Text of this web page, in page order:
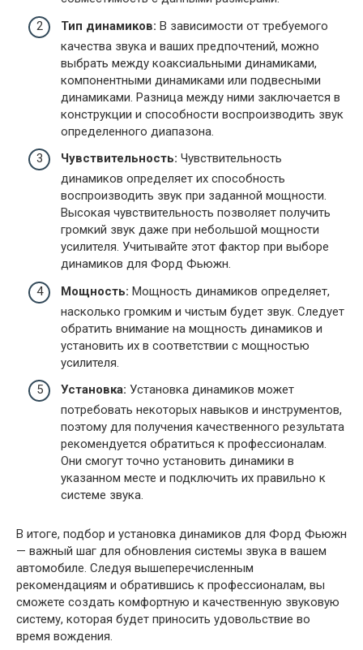
Тип динамиков: В зависимости от требуемого
качества звука и ваших предпочтений, можно
выбрать между коаксиальными динамиками,
компонентными динамиками или подвесными
динамиками. Разница между ними заключается в
конструкции и способности воспроизводить звук
определенного диапазона.
Чувствительность: Чувствительность
динамиков определяет их способность
воспроизводить звук при заданной мощности.
Высокая чувствительность позволяет получить
громкий звук даже при небольшой мощности
усилителя. Учитывайте этот фактор при выборе
динамиков для Форд Фьюжн.
Мощность: Мощность динамиков определяет,
насколько громким и чистым будет звук. Следует
обратить внимание на мощность динамиков и
установить их в соответствии с мощностью
усилителя.
Установка: Установка динамиков может
потребовать некоторых навыков и инструментов,
поэтому для получения качественного результата
рекомендуется обратиться к профессионалам.
Они смогут точно установить динамики в
указанном месте и подключить их правильно к
системе звука.
В итоге, подбор и установка динамиков для Форд Фьюжн
— важный шаг для обновления системы звука в вашем
автомобиле. Следуя вышеперечисленным
рекомендациям и обратившись к профессионалам, вы
сможете создать комфортную и качественную звуковую
систему, которая будет приносить удовольствие во
время вождения.